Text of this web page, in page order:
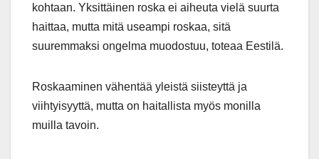
kohtaan. Yksittäinen roska ei aiheuta vielä suurta
haittaa, mutta mitä useampi roskaa, sitä
suuremmaksi ongelma muodostuu, toteaa Eestilä.
Roskaaminen vähentää yleistä siisteyttä ja
viihtyisyyttä, mutta on haitallista myös monilla
muilla tavoin.